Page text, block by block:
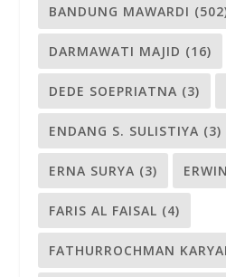
BANDUNG MAWARDI
DARMAWATI MAJID (16)
DEDE SOEPRIATNA (3)
ENDANG S. SULISTIYA (3)
ERNA SURYA (3)
FARIS AL FAISAL (4)
FATHURROCHMAN